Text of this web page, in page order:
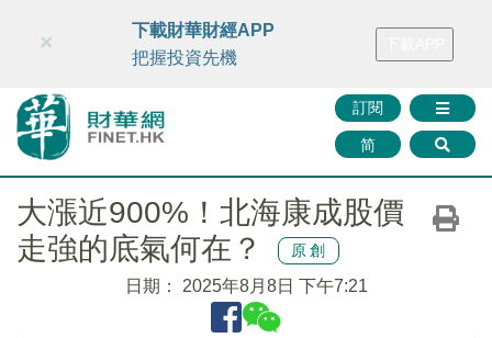
財華智庫網 FINTV FINMETA 財華證券 媒體矩陣
訂閱
简
×
下載財華財經APP
把握投資先機
大漲近900%！北海康成股價
走強的底氣何在？
原創
日期： 2025年8月8日 下午7:21